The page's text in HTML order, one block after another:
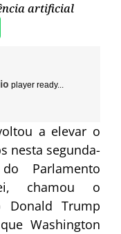
artificial
player ready...
a elevar o
nesta segunda-
Parlamento
chamou o
Donald Trump
Washington